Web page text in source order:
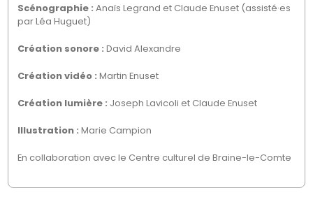
Scénographie : Anaïs Legrand et Claude Enuset (assisté·es
par Léa Huguet)
Création sonore : David Alexandre
Création vidéo : Martin Enuset
Création lumière : Joseph Lavicoli et Claude Enuset
Illustration : Marie Campion
En collaboration avec le Centre culturel de Braine-le-Comte